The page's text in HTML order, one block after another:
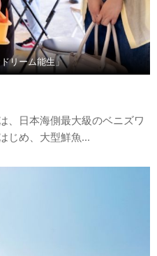
リーム能生」
、日本海側最大級のベニズワ
じめ、大型鮮魚...